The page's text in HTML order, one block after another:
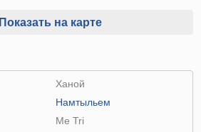
Показать на карте
Ханой
Намтыльем
Me Tri